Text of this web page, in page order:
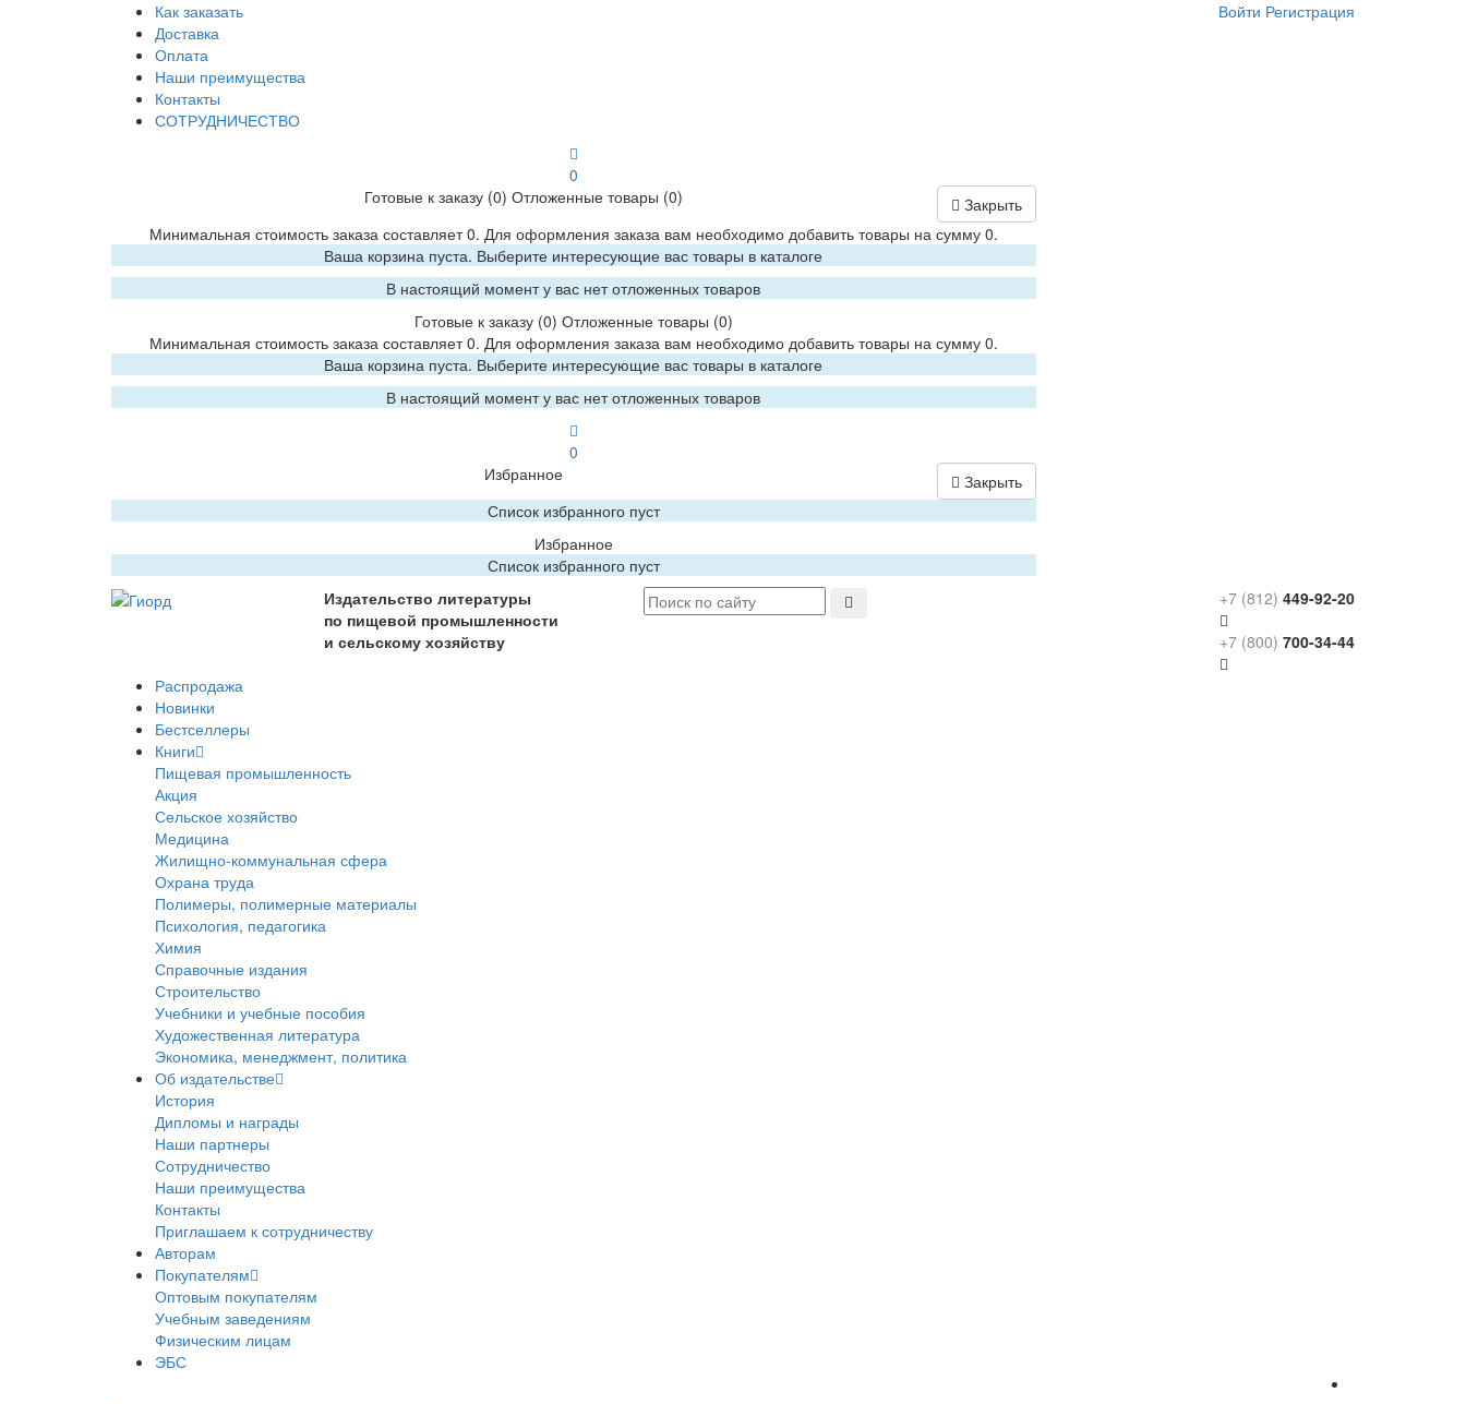
Как заказать
Доставка
Оплата
Наши преимущества
Контакты
СОТРУДНИЧЕСТВО
0
Готовые к заказу (0) Отложенные товары (0)
Закрыть
Минимальная стоимость заказа составляет 0. Для оформления заказа вам необходимо добавить товары на сумму 0.
Ваша корзина пуста. Выберите интересующие вас товары в каталоге
В настоящий момент у вас нет отложенных товаров
Готовые к заказу(0) Отложенные товары (0)
Минимальная стоимость заказа составляет 0. Для оформления заказа вам необходимо добавить товары на сумму 0.
Ваша корзина пуста. Выберите интересующие вас товары в каталоге
В настоящий момент у вас нет отложенных товаров
0
Избранное
Закрыть
Список избранного пуст
Избранное
Список избранного пуст
Войти Регистрация
Издательство литературы
по пищевой промышленности
и сельскому хозяйству
+7 (812) 449-92-20
+7 (800) 700-34-44
Распродажа
Новинки
Бестселлеры
Книги
Пищевая промышленность
Акция
Сельское хозяйство
Медицина
Жилищно-коммунальная сфера
Охрана труда
Полимеры, полимерные материалы
Психология, педагогика
Химия
Справочные издания
Строительство
Учебники и учебные пособия
Художественная литература
Экономика, менеджмент, политика
Об издательстве
История
Дипломы и награды
Наши партнеры
Сотрудничество
Наши преимущества
Контакты
Приглашаем к сотрудничеству
Авторам
Покупателям
Оптовым покупателям
Учебным заведениям
Физическим лицам
ЭБС